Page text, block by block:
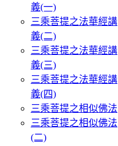
義(一)
三乘菩提之法華經講
義(二)
三乘菩提之法華經講
義(三)
三乘菩提之法華經講
義(四)
三乘菩提之相似佛法
三乘菩提之相似佛法
(二)